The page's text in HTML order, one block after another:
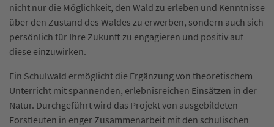
nicht nur die Möglichkeit, den Wald zu erleben und Kenntnisse
über den Zustand des Waldes zu erwerben, sondern auch sich
persönlich für Ihre Zukunft zu engagieren und positiv auf
diese einzuwirken.
Ein Schulwald ermöglicht die Ergänzung von theoretischem
Unterricht mit spannenden, erlebnisreichen Einsätzen in der
Natur. Durchgeführt wird das Projekt von ausgebildeten
Forstleuten in enger Zusammenarbeit mit den schulischen